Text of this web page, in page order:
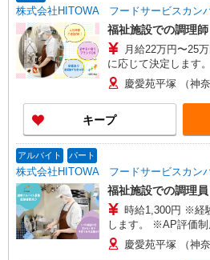
株式会社HITOWA フードサービスカン
福祉施設での調理師
月給22万円〜25万円 ※給与は経験や前
に応じて決定します
慶愛苑平塚 （神
キープ
アルバイト パート
株式会社HITOWA フードサービスカン
福祉施設での調理員
時給1,300円 ※経験によりスタート時給は変動
します。 ※AP評価
り時給を見直します
志）：あり 年2回。
慶愛苑平塚 （神